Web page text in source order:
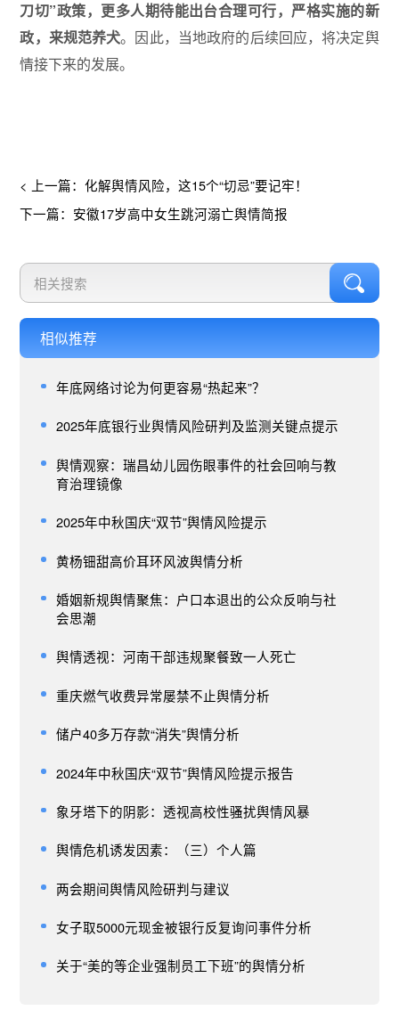
刀切”政策，更多人期待能出台合理可行，严格实施的新
政，来规范养犬。因此，当地政府的后续回应，将决定舆
情接下来的发展。
< 上一篇：化解舆情风险，这15个“切忌”要记牢！
下一篇：安徽17岁高中女生跳河溺亡舆情简报
相似推荐
年底网络讨论为何更容易“热起来”？
2025年底银行业舆情风险研判及监测关键点提示
舆情观察：瑞昌幼儿园伤眼事件的社会回响与教
育治理镜像
2025年中秋国庆“双节”舆情风险提示
黄杨钿甜高价耳环风波舆情分析
婚姻新规舆情聚焦：户口本退出的公众反响与社
会思潮
舆情透视：河南干部违规聚餐致一人死亡
重庆燃气收费异常屡禁不止舆情分析
储户40多万存款“消失”舆情分析
2024年中秋国庆“双节”舆情风险提示报告
象牙塔下的阴影：透视高校性骚扰舆情风暴
舆情危机诱发因素：（三）个人篇
两会期间舆情风险研判与建议
女子取5000元现金被银行反复询问事件分析
关于“美的等企业强制员工下班”的舆情分析